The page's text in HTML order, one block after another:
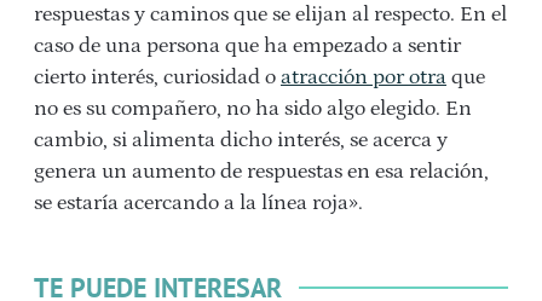
respuestas y caminos que se elijan al respecto. En el
caso de una persona que ha empezado a sentir
cierto interés, curiosidad o atracción por otra que
no es su compañero, no ha sido algo elegido. En
cambio, si alimenta dicho interés, se acerca y
genera un aumento de respuestas en esa relación,
se estaría acercando a la línea roja».
TE PUEDE INTERESAR